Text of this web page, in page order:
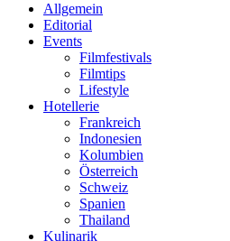
Allgemein
Editorial
Events
Filmfestivals
Filmtips
Lifestyle
Hotellerie
Frankreich
Indonesien
Kolumbien
Österreich
Schweiz
Spanien
Thailand
Kulinarik